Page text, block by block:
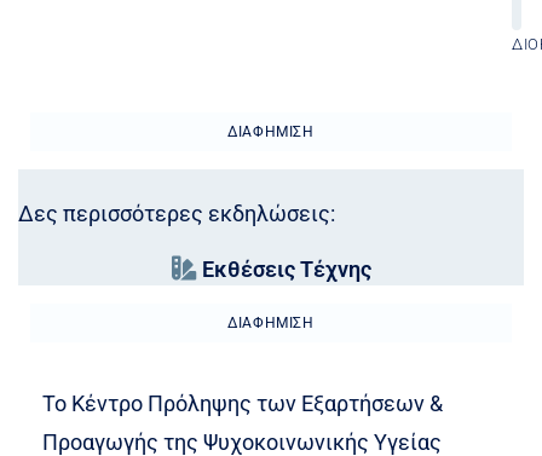
ΔΙΑΦΉΜΙΣΗ
Δες περισσότερες εκδηλώσεις:
Εκθέσεις Τέχνης
ΔΙΑΦΉΜΙΣΗ
Το Κέντρο Πρόληψης των Εξαρτήσεων &
Προαγωγής της Ψυχοκοινωνικής Υγείας